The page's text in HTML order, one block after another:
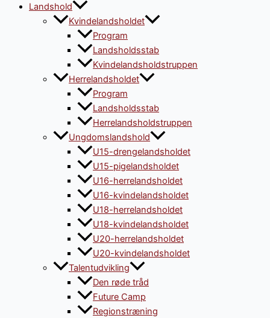
Landshold
Kvindelandsholdet
Program
Landsholdsstab
Kvindelandsholdstruppen
Herrelandsholdet
Program
Landsholdsstab
Herrelandsholdstruppen
Ungdomslandshold
U15-drengelandsholdet
U15-pigelandsholdet
U16-herrelandsholdet
U16-kvindelandsholdet
U18-herrelandsholdet
U18-kvindelandsholdet
U20-herrelandsholdet
U20-kvindelandsholdet
Talentudvikling
Den røde tråd
Future Camp
Regionstræning